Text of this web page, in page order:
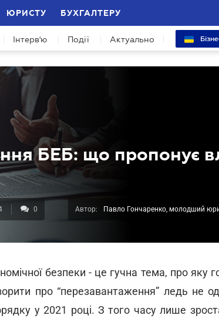
ЮРИСТУ БУХГАЛТЕРУ
Інтерв'ю Події Актуально
БЕБ: що пропонує
0 Автор: Павло Гончаренко, молодший
безпеки - це гучна тема, про яку
про “перезавантаження” ледь не
у 2021 році. З того часу лише